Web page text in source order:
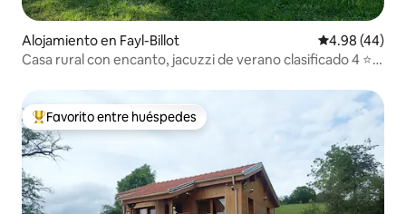
Alojamiento en Fayl-Billot Calificación
4.98 (44)
Casa rural con encanto, jacuzzi de verano clasificado 4 ⭐️
Favorito entre huéspedes preferido
Favorito entre huéspedes